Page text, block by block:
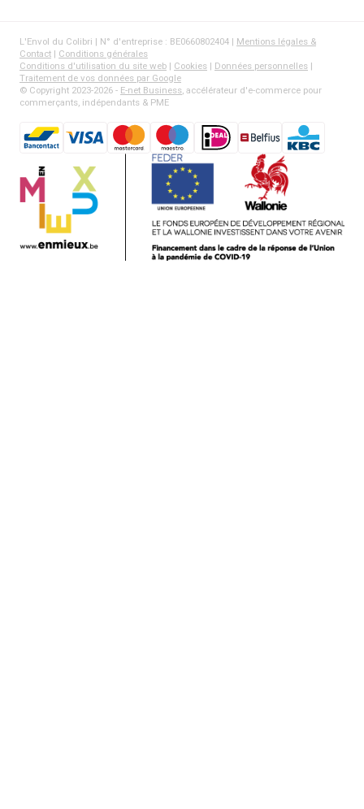
L'Envol du Colibri | N° d'entreprise : BE0660802404 | Mentions légales &
Contact | Conditions générales
Conditions d'utilisation du site web | Cookies | Données personnelles |
Traitement de vos données par Google
© Copyright 2023-2026 - E-net Business, accélérateur d'e-commerce pour
commerçants, indépendants & PME